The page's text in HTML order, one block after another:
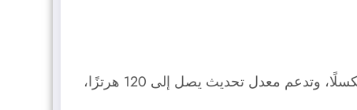
) بمقاس قدره 6.7 بوصات، وبدقة قدرها 2412 × 1080 بكسلًا، وتدعم معدل تحديث يصل إلى 120 هرتزًا،